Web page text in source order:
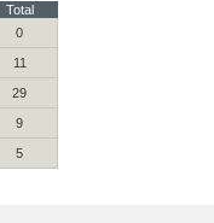
Total
0
11
29
9
5